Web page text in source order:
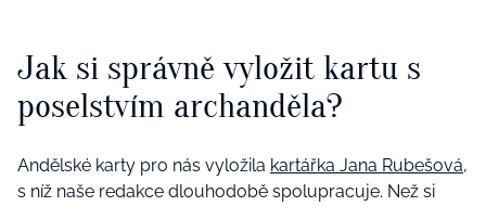
Jak si správně vyložit kartu s
poselstvím archanděla?
Andělské karty pro nás vyložila kartářka Jana Rubešová,
s níž naše redakce dlouhodobě spolupracuje. Než si